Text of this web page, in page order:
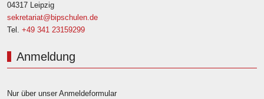
04317 Leipzig
sekretariat@bipschulen.de
Tel. +49 341 23159299
Anmeldung
Nur über unser Anmeldeformular